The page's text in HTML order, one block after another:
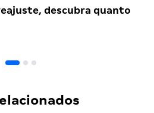
descubra quanto